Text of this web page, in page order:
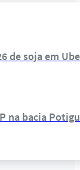
de soja em
na bacia